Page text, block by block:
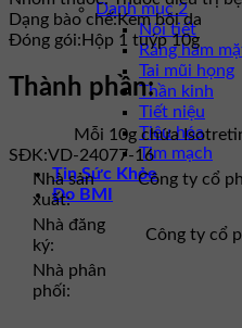
Danh mục 2
Nội tiết
Răng hàm
Tai mũi họng
Thần kinh
Tiết niệu
Tiêu hóa
Tim mạch
Tin Sức Khỏe
Đo BMI
Dạng bào chế:Kem bôi da
Đóng gói: Hộp 1 tuýp 10g
Thành phần:
Mỗi 10g chứa
SĐK:VD-24077-16
Nhà sản
xuất:
Công ty cổ
Nhà đăng
ký:
Công ty cổ
Nhà phân
phối: